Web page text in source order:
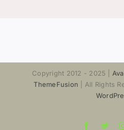
Copyright 2012 - 2025 |
ThemeFusion | All Rights
Facebook